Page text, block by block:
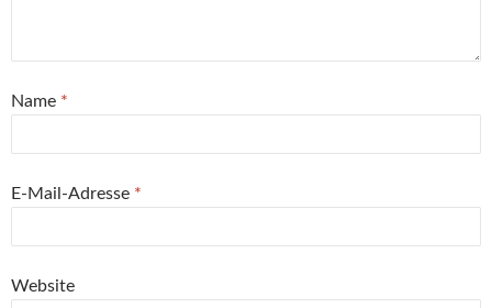
Name *
E-Mail-Adresse *
Website